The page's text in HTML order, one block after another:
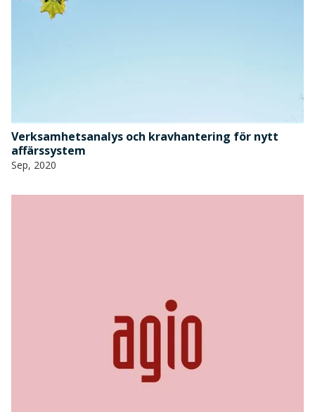
Verksamhetsanalys och kravhantering för nytt
affärssystem
Sep, 2020